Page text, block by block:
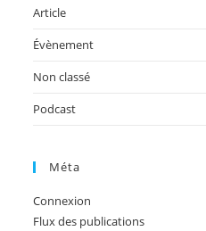
Article
Évènement
Non classé
Podcast
Méta
Connexion
Flux des publications